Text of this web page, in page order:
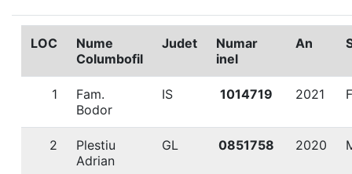
LOC
Nume
Columbofil
Judet
Numar
inel
An
1
Fam.
Bodor
IS 1014719 2021 F
2
Plestiu
Adrian
GL 0851758 2020